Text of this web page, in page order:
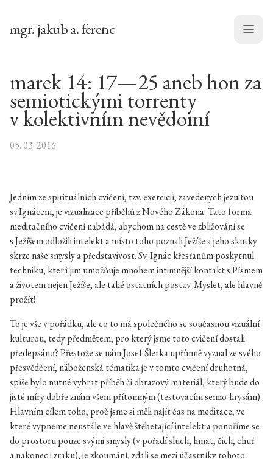
mgr. jakub a. ferenc Menu
marek 14: 17—25 aneb hon za
semiotickými torrenty
v kolektivním nevědomí
05. 03. 2016
Jedním ze spirituálních cvičení, tzv. exercicií, zavedených jezuitou
sv.Ignácem, je vizualizace příběhů z Nového Zákona. Tato forma
meditačního cvičení nabádá, abychom na cestě ve zbližování se
s Ježíšem odložili intelekt a místo toho poznali Ježíše a jeho skutky
skrze naše smysly a představivost. Sv. Ignác křesťanům poskytnul
techniku, která jim umožňuje mnohem intimnější kontakt s Písmem
a životem nejen Ježíše, ale také ostatních postav. Myslet, ale hlavně
prožít!
To je vše v pořádku, ale co to má společného se současnou vizuální
kulturou, tedy předmětem, pro který jsme toto cvičení dostali
předepsáno? Přestože se nám Josef Šlerka upřímně vyznal ze svého
přesvědčení, náboženská tématika je v tomto cvičení druhotná,
spíše bylo nutné vybrat příběh či obrazový materiál, který bude do
jisté míry dobře znám všem přítomným (testovacím semio-krysám).
Hlavním cílem toho, proč jsme si měli najít čas na meditace, ve
které vypneme neustále ve hlavě štěbetající intelekt a ponoříme se
do prostoru pouze svými smysly (v pořadí sluch, hmat, čich, chuť
a nakonec i zraku), je zkoumání, zdali se mezi účastníky tohoto